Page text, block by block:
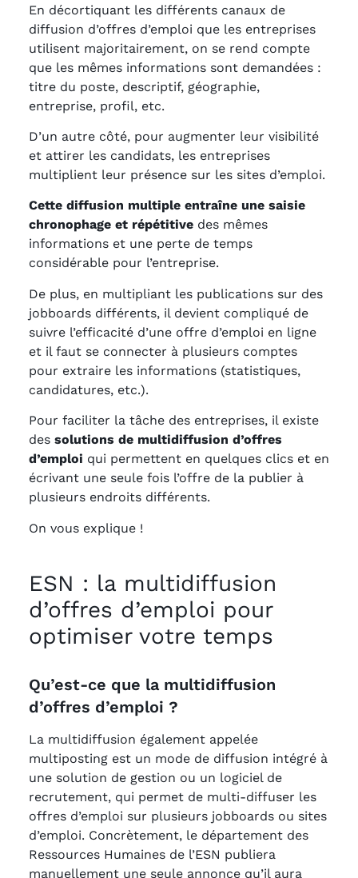
En décortiquant les différents canaux de
diffusion d’offres d’emploi que les entreprises
utilisent majoritairement, on se rend compte
que les mêmes informations sont demandées :
titre du poste, descriptif, géographie,
entreprise, profil, etc.
D’un autre côté, pour augmenter leur visibilité
et attirer les candidats, les entreprises
multiplient leur présence sur les sites d’emploi.
Cette diffusion multiple entraîne une saisie
chronophage et répétitive des mêmes
informations et une perte de temps
considérable pour l’entreprise.
De plus, en multipliant les publications sur des
jobboards différents, il devient compliqué de
suivre l’efficacité d’une offre d’emploi en ligne
et il faut se connecter à plusieurs comptes
pour extraire les informations (statistiques,
candidatures, etc.).
Pour faciliter la tâche des entreprises, il existe
des solutions de multidiffusion d’offres
d’emploi qui permettent en quelques clics et en
écrivant une seule fois l’offre de la publier à
plusieurs endroits différents.
On vous explique !
ESN : la multidiffusion
d’offres d’emploi pour
optimiser votre temps
Qu’est-ce que la multidiffusion
d’offres d’emploi ?
La multidiffusion également appelée
multiposting est un mode de diffusion intégré à
une solution de gestion ou un logiciel de
recrutement, qui permet de multi-diffuser les
offres d’emploi sur plusieurs jobboards ou sites
d’emploi. Concrètement, le département des
Ressources Humaines de l’ESN publiera
manuellement une seule annonce qu’il aura